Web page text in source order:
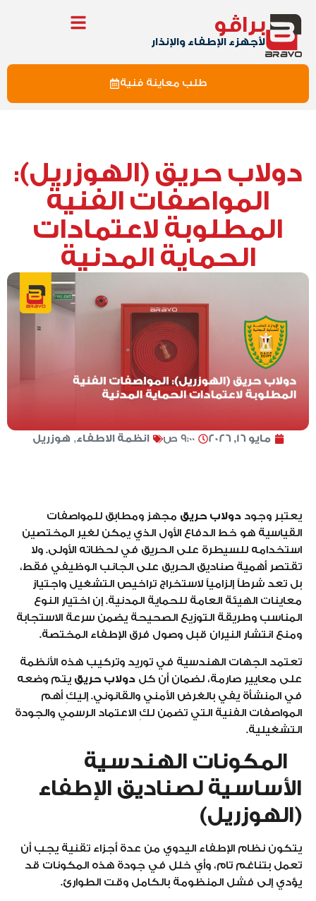
براڤو
لأجهزء الإطفاء والإنذار
طلب معاينة فنية
دولاب حريق (الهوزريل):
المواصفات الفنية
المطلوبة لاعتمادات
الحماية المدنية
مايو 16, 2026 9:00 ص انظمة الاطفاء,هوزريل
يعتبر وجود دولاب حريق مجهز ومطابق للمواصفات
القياسية هو خط الدفاع الأول الذي يمكن لغير المختصين
استخدامه للسيطرة على الحريق في لحظاته الأولى. ولا
تقتصر أهمية صناديق الحريق على الجانب الوظيفي فقط،
بل تعد شرطاً إلزامياً لاستخراج تراخيص التشغيل واجتياز
معاينات الهيئة العامة للحماية المدنية. إن اختيار النوع
المناسب وطريقة التوزيع الصحيحة يضمن سرعة الاستجابة
ومنع انتشار النيران قبل وصول فرق الإطفاء المختصة.
تعتمد الجهات الهندسية في توريد وتركيب هذه الأنظمة
على معايير صارمة، لضمان أن كل دولاب حريق يتم وضعه
في المنشأة يفي بالغرض الأمني والقانوني. إليكِ أهم
المواصفات الفنية التي تضمن لكِ الاعتماد الرسمي والجودة
التشغيلية.
المكونات الهندسية
الأساسية لصناديق الإطفاء
(الهوزريل)
يتكون نظام الإطفاء اليدوي من عدة أجزاء تقنية يجب أن
تعمل بتناغم تام، وأي خلل في جودة هذه المكونات قد
يؤدي إلى فشل المنظومة بالكامل وقت الطوارئ.